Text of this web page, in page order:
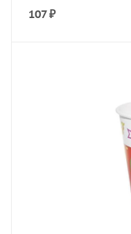
107₽